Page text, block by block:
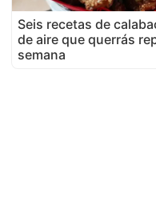
Seis recetas de
de aire que querrás
semana